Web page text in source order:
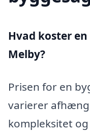
Hvad koster
Melby?
Prisen for en
varierer
kompleksitet